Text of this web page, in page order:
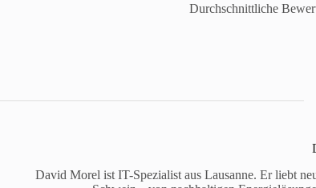
Durchschnittliche
David Morel ist IT-Spezialist aus Lausanne. Er liebt